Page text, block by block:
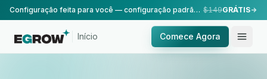
Configuração feita para você — configuração padrão, realizada pela nossa equipe. $149GRÁTIS
Início Comece Agora